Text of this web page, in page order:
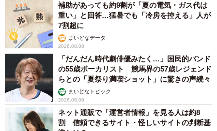
補助があっても約9割が「夏の電気・ガス代は
重い」と回答…猛暑でも「冷房を控える」人が
7割超に
まいどなデータ
2026.08.08
「だんだん時代劇俳優みたく…」国民的バンド
の55歳ボーカリスト 競馬界の57歳レジェンド
らとの「夏祭り満喫ショット」に驚きの声続々
まいどなトピック
2026.08.08
ネット通販で「運営者情報」を見る人は約8
割 信頼できるサイト・怪しいサイトの判断基